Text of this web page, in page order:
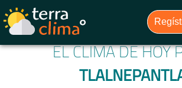
EL CLIMA DE HOY